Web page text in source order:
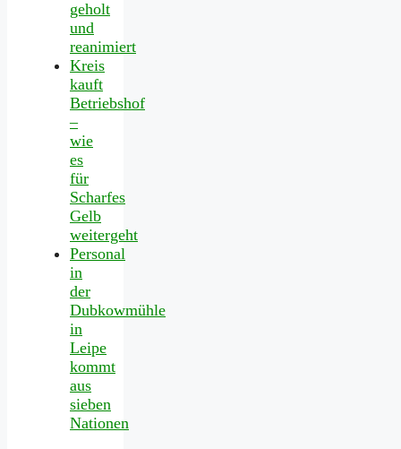
geholt
und
reanimiert
Kreis
kauft
Betriebshof
–
wie
es
für
Scharfes
Gelb
weitergeht
Personal
in
der
Dubkowmühle
in
Leipe
kommt
aus
sieben
Nationen